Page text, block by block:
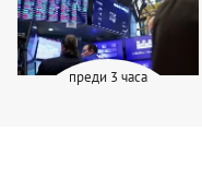
преди 3 часа